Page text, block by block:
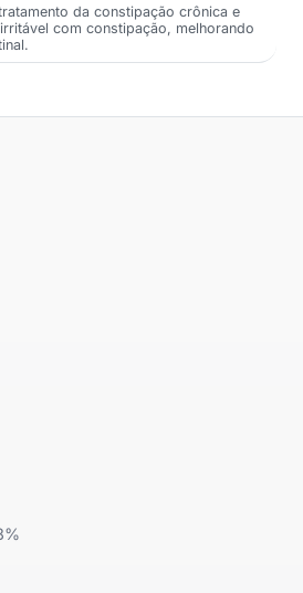
da constipação crônica e
com constipação, melhorando